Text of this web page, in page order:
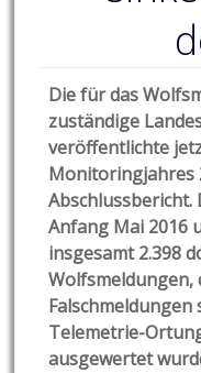
Die für das
zuständige
veröffentlichte
Monitoringjahres
Abschlussbericht.
Anfang Mai 2016
insgesamt 2.398
Wolfsmeldungen,
Falschmeldungen
Telemetrie-
ausgewertet